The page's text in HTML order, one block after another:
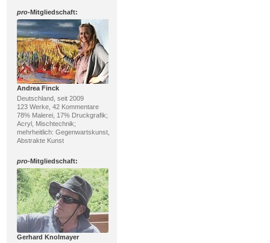
pro-Mitgliedschaft:
Andrea Finck
Deutschland, seit 2009
123 Werke, 42 Kommentare
78% Malerei, 17% Druckgrafik;
Acryl, Mischtechnik;
mehrheitlich: Gegenwartskunst,
Abstrakte Kunst
pro-Mitgliedschaft:
Gerhard Knolmayer